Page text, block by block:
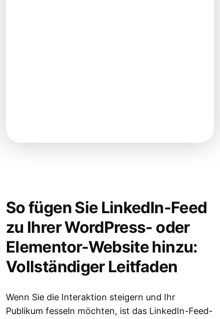
So fügen Sie LinkedIn-Feed
zu Ihrer WordPress- oder
Elementor-Website hinzu:
Vollständiger Leitfaden
Wenn Sie die Interaktion steigern und Ihr
Publikum fesseln möchten, ist das LinkedIn-Feed-